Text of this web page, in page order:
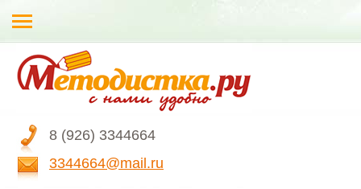
8 (926) 3344664
3344664@mail.ru